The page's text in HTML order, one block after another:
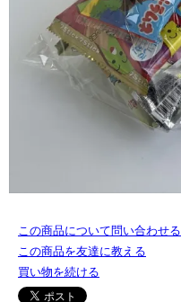
この商品について問い合わせる
この商品を友達に教える
買い物を続ける